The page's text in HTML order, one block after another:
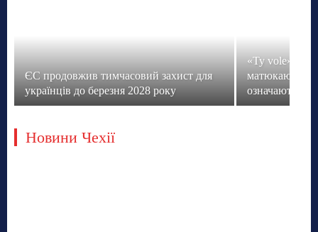
ЄС продовжив тимчасовий захист для
українців до березня 2028 року
«Ty vole» не
матюкаються
означають
Новини Чехії